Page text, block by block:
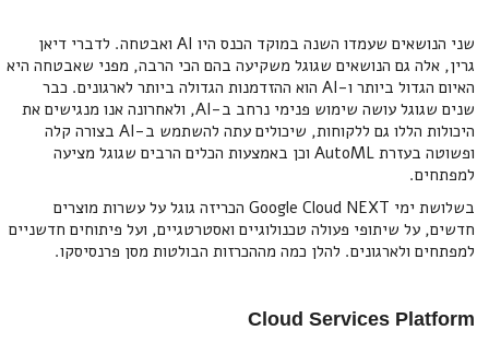
שני הנושאים שעמדו השנה במוקד הכנס היו AI ואבטחה. לדברי דיאן
גרין, אלה גם הנושאים שגוגל משקיעה בהם הכי הרבה, מפני שאבטחה היא
האיום הגדול ביותר ו-AI הוא ההזדמנות הגדולה ביותר לארגונים. כבר
שנים שגוגל עושה שימוש פנימי נרחב ב-AI, ולאחרונה אנו מנגישים את
היכולות הללו גם ללקוחות, שיכולים עתה להשתמש ב-AI בצורה קלה
ופשוטה בעזרת AutoML וכן באמצעות הכלים הרבים שגוגל מציעה
למפתחים.
בשלושת ימי Google Cloud NEXT הכריזה גוגל על עשרות מוצרים
חדשים, על שיתופי פעולה טכנולוגיים ואסטרטגיים, ועל פיתוחים חדשניים
למפתחים ולארגונים. להלן כמה מההכרזות הבולטות מסן פרנסיסקו.
Cloud Services Platform